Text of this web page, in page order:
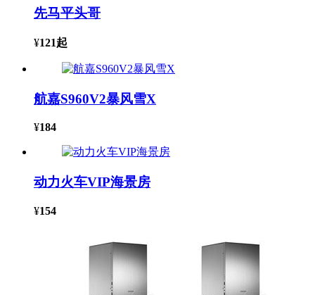
先马平头哥
¥121起
航嘉S960V2暴风雪X
¥184
动力火车VIP海景房
¥154